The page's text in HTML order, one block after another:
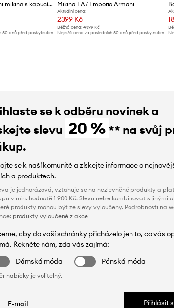
EA7 Emporio Armani mikina s kapucí pánská
30 dnů před poskytnutím
Mikina EA7 Emporio Armani
Aktuální cena:
2399 Kč
Běžná cena:4399 Kč
Nejnižší cena za posledních 30 dnů před poskytnutím
se k odběru novinek a
slevu 20 % ** na svůj
se k naší komunitě a získejte informace o
a produktech.
je jednorázová, vztahuje se na nezlevněné produkty a
v min. hodnotě 1 900 Kč. Slevu nelze kombinovat s jinými
produkty mohou být ze slevy vyloučeny. Podrobnosti na
produkty vyloučené z akce
aby do vaší schránky přicházelo jen to, co vás
Řekněte nám, zda vás zajímá:
Dámská móda
Pánská móda
nabídky je volitelný.
Přihlásit